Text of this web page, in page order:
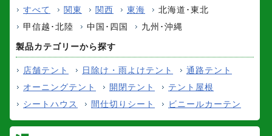
すべて 関東 関西 東海
北海道･東北
甲信越･北陸
中国･四国 九州･沖縄
製品カテゴリーから探す
店舗テント 日除け・雨よけテント
通路テント
オーニングテント
開閉テント
テント屋根
シートハウス
間仕切りシート ビニールカーテン